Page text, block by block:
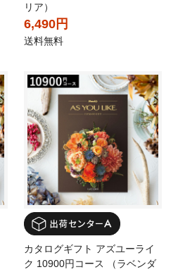
リア）
6,490円
送料無料
カタログギフト アズユーライ
ク 10900円コース （ラベンダ